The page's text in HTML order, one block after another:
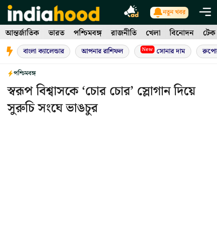
Skip
to
content
নতুন খবর
আন্তর্জাতিক ভারত পশ্চিমবঙ্গ রাজনীতি খেলা বিনোদন টেক
বাংলা ক্যালেন্ডার আপনার রাশিফল New সোনার দাম
পশ্চিমবঙ্গ
স্বরূপ বিশ্বাসকে ‘চোর চোর’ স্লোগান দিয়ে
সুরুচি সংঘে ভাঙচুর